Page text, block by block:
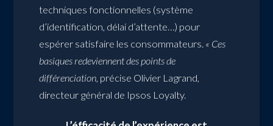
techniques fonctionnelles (système
d’identification, délai d’attente…) pour
espérer satisfaire les consommateurs. « Ces
basiques redeviennent des points de
différenciation, précise Olivier Lagrand,
directeur général de Ipsos Loyalty.